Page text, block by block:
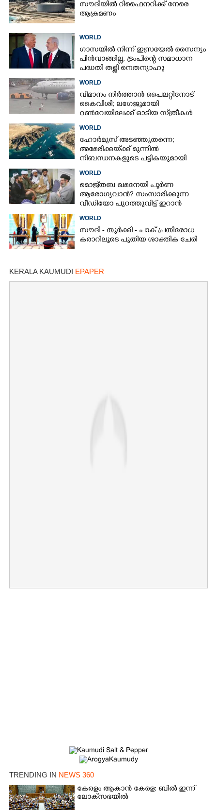
സൗദിയിൽ റിഫൈനറിക്ക് നേരെ
ആക്രമണം
WORLD
ഗാസയിൽ നിന്ന് ഇസ്രയേൽ സൈന്യം
പിൻവാങ്ങില്ല, ട്രംപിന്റെ സമാധാന
പദ്ധതി തള്ളി നെതന്യാഹു
WORLD
വിമാനം നിർത്താൻ പൈലറ്റിനോട്
കൈവീശി; ലഗേജുമായി
റൺവേയിലേക്ക് ഓടിയ സ്‌ത്രീകൾ
പിടിയിൽ
WORLD
ഹോർമുസ് അടഞ്ഞുതന്നെ;
അമേരിക്കയ്‌ക്ക് മുന്നിൽ
നിബന്ധനകളുടെ പട്ടികയുമായി
ഇറാൻ
WORLD
മൊജ്‌തബ ഖമനേയി പൂർണ
ആരോഗ്യവാൻ? സംസാരിക്കുന്ന
വീഡിയോ പുറത്തുവിട്ട് ഇറാൻ
വാർത്താ ഏജൻസി
WORLD
സൗദി - തുർക്കി - പാക് പ്രതിരോധ
കരാറിലൂടെ പുതിയ ശാക്തിക ചേരി
KERALA KAUMUDI EPAPER
TRENDING IN NEWS 360
കേരളം ആകാൻ കേരള: ബിൽ ഇന്ന്
ലോക്‌സഭയിൽ